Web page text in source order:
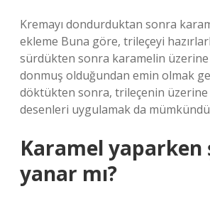
Kremayı dondurduktan sonra
ekleme Buna göre, trileçeyi
sürdükten sonra karamelin
donmuş olduğundan emin olmak
döktükten sonra, trileçenin
desenleri uygulamak da
Karamel yaparken
yanar mı?